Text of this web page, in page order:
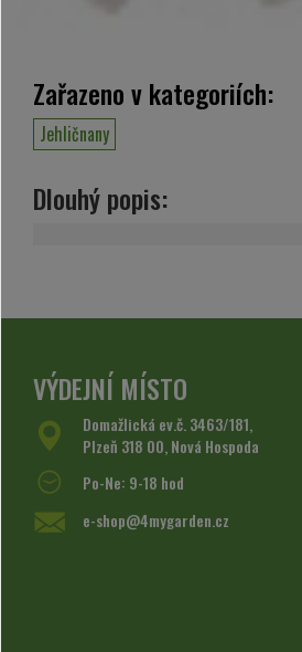
Zařazeno v kategoriích:
Jehličnany
Dlouhý popis:
VÝDEJNÍ MÍSTO
Domažlická ev.č. 3463/181,
Plzeň 318 00, Nová Hospoda
Po-Ne: 9-18 hod
e-shop@4mygarden.cz